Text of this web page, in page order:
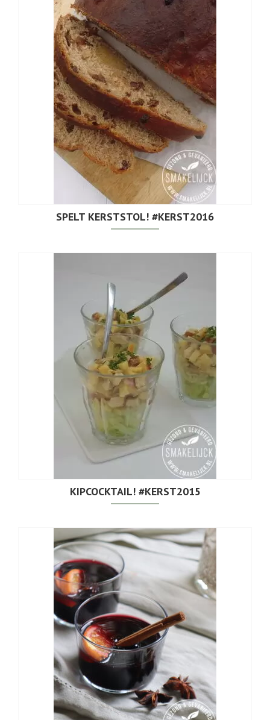
SPELT KERSTSTOL! #KERST2016
KIPCOCKTAIL! #KERST2015